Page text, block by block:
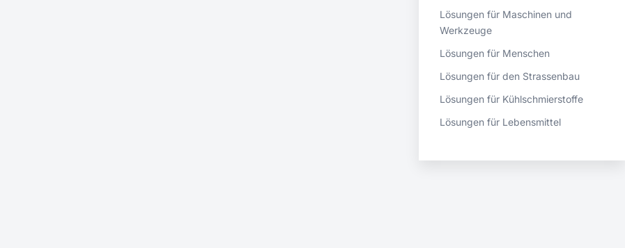
Lösungen für Maschinen und
Werkzeuge
Lösungen für Menschen
Lösungen für den Strassenbau
Lösungen für Kühlschmierstoffe
Lösungen für Lebensmittel